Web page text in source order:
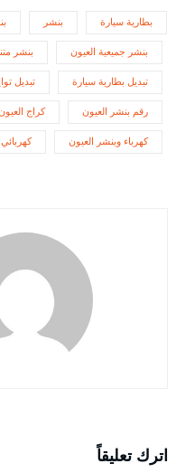
بطارية سيارة بنشر
بنشر جميعية العيون بنشر
تبديل بطارية سيارة تبديل
رقم بنشر العيون كراج
كهرباء وبنشر العيون
اترك تعليقاً